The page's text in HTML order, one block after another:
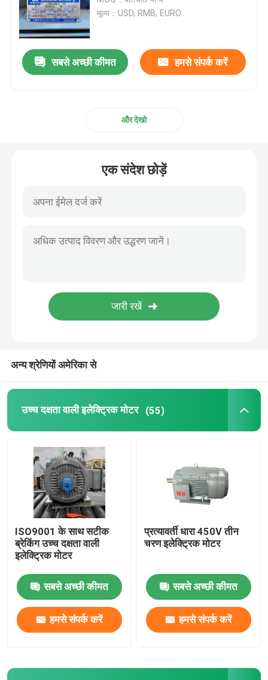
तीन चरण इलेक्ट्रिक मोटर्स
कम वोल्टेज इलेक्ट्रिक मोटर्स
स्थायी चुंबक तुल्यकालिक मोटर्स
फ्रिक्वेंसी परिवर्तक
मूल्य：USD, RMB, EURO
सबसे अच्छी कीमत हमसे संपर्क करें
और देखो
एक संदेश छोड़ें
अन्य श्रेणियों अमेरिका से
उच्च दक्षता वाली इलेक्ट्रिक मोटर (55)
ISO9001 के साथ सटीक
ब्रेकिंग उच्च दक्षता वाली
इलेक्ट्रिक मोटर
सबसे अच्छी कीमत
हमसे संपर्क करें
प्रत्यावर्ती धारा 450V तीन
चरण इलेक्ट्रिक मोटर
सबसे अच्छी कीमत
हमसे संपर्क करें